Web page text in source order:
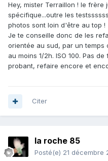
Hey, mister Terraillon ! le frère
spécifique...outre les
photos sont loin d'être au top !
Je te conseille donc de les
orientée au sud, par un temps
au moins 1/2h. ISO 100. Pas
probant, refaire encore et
Citer
la roche 85
Posté(e) 21 décembre